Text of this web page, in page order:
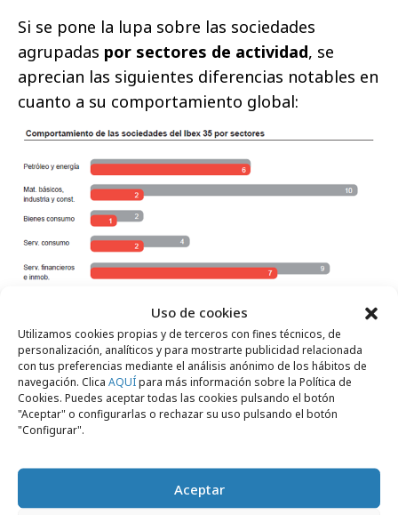
Uso de cookies
Utilizamos cookies propias y de terceros con fines técnicos, de
personalización, analíticos y para mostrarte publicidad relacionada
con tus preferencias mediante el análisis anónimo de los hábitos de
navegación. Clica AQUÍpara más información sobre la Política de
Cookies. Puedes aceptar todas las cookies pulsando el botón
"Aceptar" o configurarlas o rechazar su uso pulsando el botón
"Configurar".
Aceptar
Si se pone la lupa sobre las sociedades
agrupadas por sectores de actividad, se
aprecian las siguientes diferencias notables en
cuanto a su comportamiento global: